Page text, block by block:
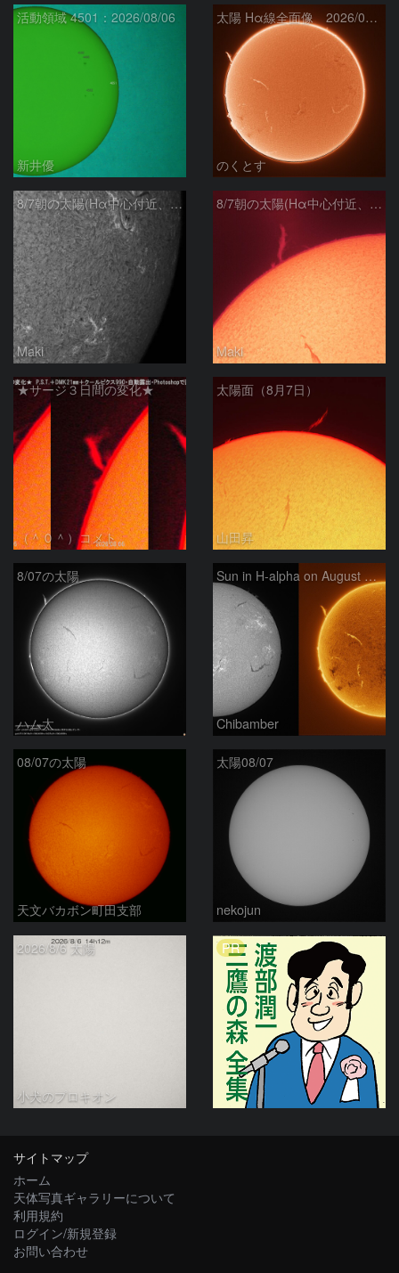
活動領域 4501：2026/08/06
新井優
太陽 Hα線全面像 2026/08/07
のくとす
8/7朝の太陽(Hα中心付近、4498、4502付近)
Maki
8/7朝の太陽(Hα中心付近、プロミネンス)
Maki
★サージ３日間の変化★
（＾０＾）コメト
太陽面（8月7日）
山田昇
8/07の太陽
ハム太
Sun in H-alpha on August 7, 2026
Chibamber
08/07の太陽
天文バカボン町田支部
太陽08/07
nekojun
2026/8/6 太陽
小犬のプロキオン
PR
サイトマップ
ホーム
天体写真ギャラリーについて
利用規約
ログイン/新規登録
お問い合わせ